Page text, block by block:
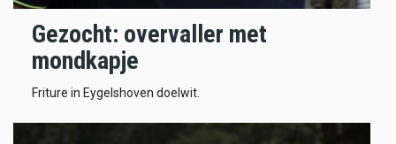
Gezocht: overvaller met
mondkapje
Friture in Eygelshoven doelwit.